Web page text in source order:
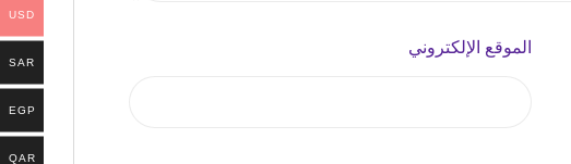
الموقع الإلكتروني
USD
SAR
EGP
QAR